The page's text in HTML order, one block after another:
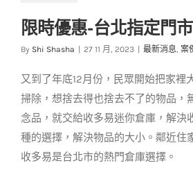
最新消息 案例分享
限時優惠-台北指定門
By Shi Shasha 27 11 月, 2023 最新消息, 案
又到了年底12月份，民眾開始把家裡
掃除，想捨去得也捨去不了的物品，
念品，就交給收多易迷你倉庫，解決
種的選擇，解決物品的大小。鄰近住
收多易是台北市的熱門倉庫選擇。